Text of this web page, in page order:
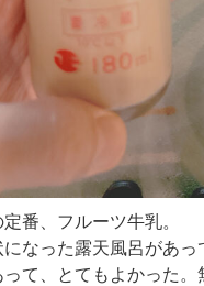
番、フルーツ牛乳。
なった露天風呂があっ
て、とてもよかった。